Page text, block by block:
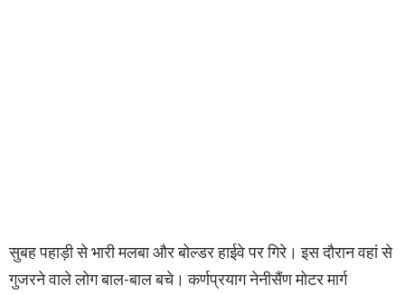
सुबह पहाड़ी से भारी मलबा और बोल्डर हाईवे पर गिरे। इस दौरान वहां से
गुजरने वाले लोग बाल-बाल बचे। कर्णप्रयाग नेनीसैंण मोटर मार्ग